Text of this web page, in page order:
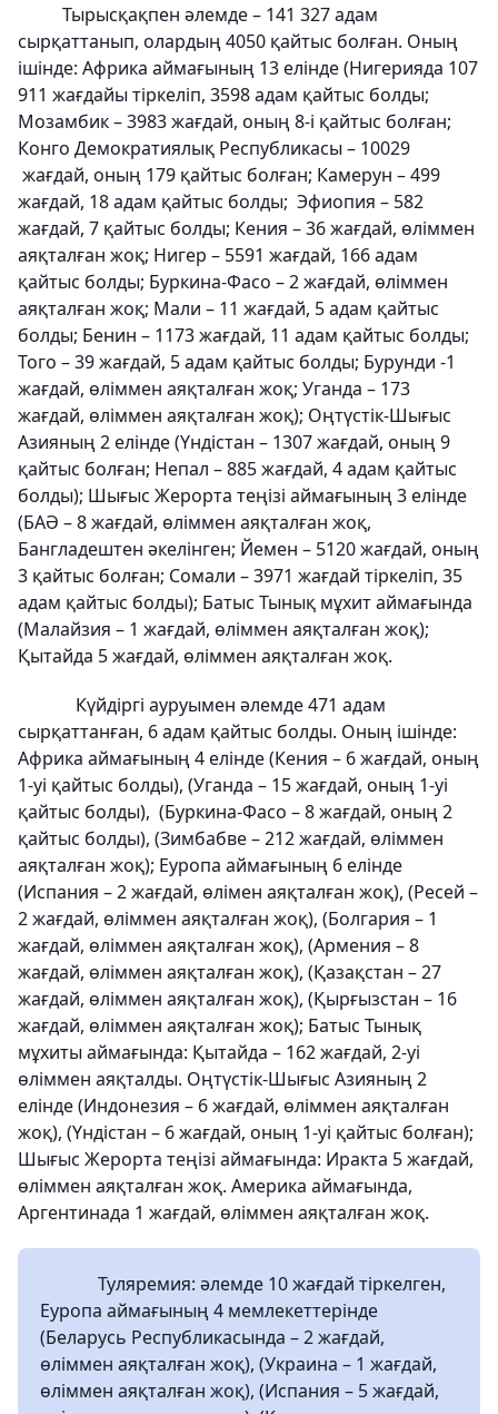
Тырысқақпен әлемде – 141 327 адам
сырқаттанып, олардың 4050 қайтыс болған. Оның
ішінде: Африка аймағының 13 елінде (Нигерияда 107
911 жағдайы тіркеліп, 3598 адам қайтыс болды;
Мозамбик – 3983 жағдай, оның 8-і қайтыс болған;
Конго Демократиялық Республикасы – 10029
жағдай, оның 179 қайтыс болған; Камерун – 499
жағдай, 18 адам қайтыс болды; Эфиопия – 582
жағдай, 7 қайтыс болды; Кения – 36 жағдай, өліммен
аяқталған жоқ; Нигер – 5591 жағдай, 166 адам
қайтыс болды; Буркина-Фасо – 2 жағдай, өліммен
аяқталған жоқ; Мали – 11 жағдай, 5 адам қайтыс
болды; Бенин – 1173 жағдай, 11 адам қайтыс болды;
Того – 39 жағдай, 5 адам қайтыс болды; Бурунди -1
жағдай, өліммен аяқталған жоқ; Уганда – 173
жағдай, өліммен аяқталған жоқ); Оңтүстік-Шығыс
Азияның 2 елінде (Үндістан – 1307 жағдай, оның 9
қайтыс болған; Непал – 885 жағдай, 4 адам қайтыс
болды); Шығыс Жерорта теңізі аймағының 3 елінде
(БАӘ – 8 жағдай, өліммен аяқталған жоқ,
Бангладештен әкелінген; Йемен – 5120 жағдай, оның
3 қайтыс болған; Сомали – 3971 жағдай тіркеліп, 35
адам қайтыс болды); Батыс Тынық мұхит аймағында
(Малайзия – 1 жағдай, өліммен аяқталған жоқ);
Қытайда 5 жағдай, өліммен аяқталған жоқ.
Күйдіргі ауруымен әлемде 471 адам
сырқаттанған, 6 адам қайтыс болды. Оның ішінде:
Африка аймағының 4 елінде (Кения – 6 жағдай, оның
1-уі қайтыс болды), (Уганда – 15 жағдай, оның 1-уі
қайтыс болды), (Буркина-Фасо – 8 жағдай, оның 2
қайтыс болды), (Зимбабве – 212 жағдай, өліммен
аяқталған жоқ); Еуропа аймағының 6 елінде
(Испания – 2 жағдай, өлімен аяқталған жоқ), (Ресей –
2 жағдай, өліммен аяқталған жоқ), (Болгария – 1
жағдай, өліммен аяқталған жоқ), (Армения – 8
жағдай, өліммен аяқталған жоқ), (Қазақстан – 27
жағдай, өліммен аяқталған жоқ), (Қырғызстан – 16
жағдай, өліммен аяқталған жоқ); Батыс Тынық
мұхиты аймағында: Қытайда – 162 жағдай, 2-уі
өліммен аяқталды. Оңтүстік-Шығыс Азияның 2
елінде (Индонезия – 6 жағдай, өліммен аяқталған
жоқ), (Үндістан – 6 жағдай, оның 1-уі қайтыс болған);
Шығыс Жерорта теңізі аймағында: Иракта 5 жағдай,
өліммен аяқталған жоқ. Америка аймағында,
Аргентинада 1 жағдай, өліммен аяқталған жоқ.
Туляремия: әлемде 10 жағдай тіркелген,
Еуропа аймағының 4 мемлекеттерінде
(Беларусь Республикасында – 2 жағдай,
өліммен аяқталған жоқ), (Украина – 1 жағдай,
өліммен аяқталған жоқ), (Испания – 5 жағдай,